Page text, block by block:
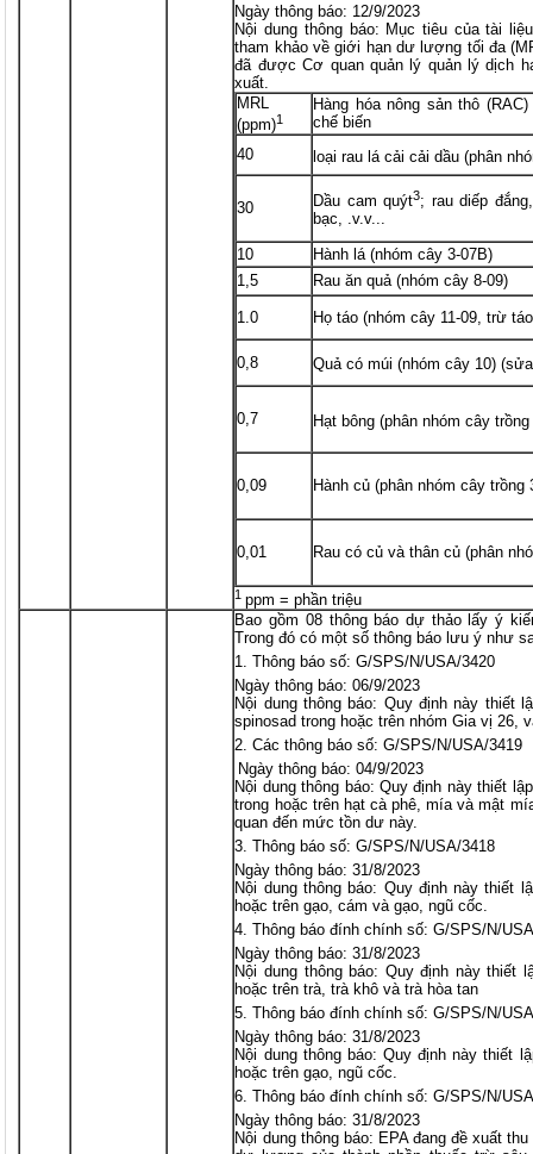
Ngày thông báo: 12/9/2023
Nội dung thông báo: Mục tiêu của tài
tham khảo về giới hạn dư lượng tối đa
đã được Cơ quan quản lý quản lý dịch
xuất.
MRL
(ppm)1
Hàng hóa nông sản thô
chế biến
40
loại rau lá cải cải dầu (phân
30 Dầu cam quýt3; rau diếp
bạc, .v.v...
10
Hành lá (nhóm cây 3-07B)
1,5
Rau ăn quả (nhóm cây 8-09)
1.0 Họ táo (nhóm cây 11-09, trừ
0,8 Quả có múi (nhóm cây 10)
0,7 Hạt bông (phân nhóm cây
0,09 Hành củ (phân nhóm cây trồng
0,01 Rau có củ và thân củ (phân
1ppm = phần triệu
Bao gồm 08 thông báo dự thảo lấy ý
Trong đó có một số thông báo lưu ý như
Thông báo số: G/SPS/N/USA/3420
Ngày thông báo: 06/9/2023
Nội dung thông báo: Quy định này thiết
spinosad trong hoặc trên nhóm Gia vị 26,
Các thông báo số: G/SPS/N/USA/3419
Ngày thông báo: 04/9/2023
Nội dung thông báo: Quy định này thiết
trong hoặc trên hạt cà phê, mía và mật
quan đến mức tồn dư này.
Thông báo số: G/SPS/N/USA/3418
Ngày thông báo: 31/8/2023
Nội dung thông báo: Quy định này thiết
hoặc trên gạo, cám và gạo, ngũ cốc.
Thông báo đính chính số: G/SPS/N/
Ngày thông báo: 31/8/2023
Nội dung thông báo: Quy định này thiết
hoặc trên trà, trà khô và trà hòa tan
Thông báo đính chính số: G/SPS/N/
Ngày thông báo: 31/8/2023
Nội dung thông báo: Quy định này thiết
hoặc trên gạo, ngũ cốc.
Thông báo đính chính số: G/SPS/N/
Ngày thông báo: 31/8/2023
Nội dung thông báo: EPA đang đề xuất